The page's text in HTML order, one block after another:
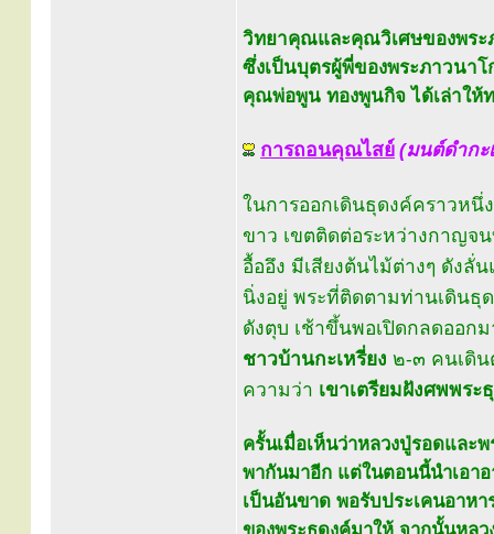
วิทยาคุณและคุณวิเศษของพระ
ซึ่งเป็นบุตรผู้พี่ของพระภาวนา
คุณพ่อพูน ทองพูนกิจ ได้เล่าให้
การถอนคุณไสย์ (มนต์ดำกะ
ในการออกเดินธุดงค์คราวห
ขาว เขตติดต่อระหว่างกาญ
อื้ออึง มีเสียงต้นไม้ต่างๆ ดัง
นิ่งอยู่ พระที่ติดตามท่านเดินธุ
ดังตุบ เช้าขึ้นพอเปิดกลดออก
ชาวบ้านกะเหรี่ยง ๒-๓ คนเดิน
ความว่า เขาเตรียมฝังศพพร
ครั้นเมื่อเห็นว่าหลวงปู่รอดและ
พากันมาอีก แต่ในตอนนี้นำเอา
เป็นอันขาด พอรับประเคนอาหา